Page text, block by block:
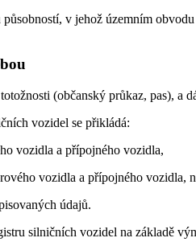
působností, v jehož územním
(občanský průkaz, pas),
vozidel se přikládá:
vozidla a přípojného vozidla,
vozidla a přípojného
údajů.
silničních vozidel na základě